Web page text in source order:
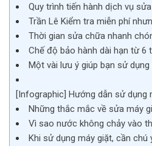
Quy trình tiến hành dịch vụ
Trần Lê Kiểm tra miễn phí
Thời gian sửa chữa nhanh
Chế độ bảo hành dài hạn từ 6
Một vài lưu ý giúp bạn sử
[Infographic] Hướng dẫn sử dụng
Những thắc mắc về sửa máy
Vì sao nước không chảy vào
Khi sử dụng máy giặt, cần chú